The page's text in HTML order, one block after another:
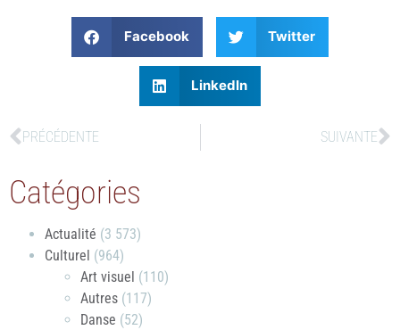
Facebook Twitter
LinkedIn
PRÉCÉDENTE SUIVANTE
Catégories
Actualité (3 573)
Culturel (964)
Art visuel (110)
Autres (117)
Danse (52)